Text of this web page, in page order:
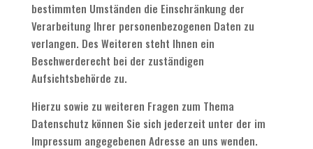
bestimmten Umständen die Einschränkung der
Verarbeitung Ihrer personenbezogenen Daten zu
verlangen. Des Weiteren steht Ihnen ein
Beschwerderecht bei der zuständigen
Aufsichtsbehörde zu.
Hierzu sowie zu weiteren Fragen zum Thema
Datenschutz können Sie sich jederzeit unter der im
Impressum angegebenen Adresse an uns wenden.